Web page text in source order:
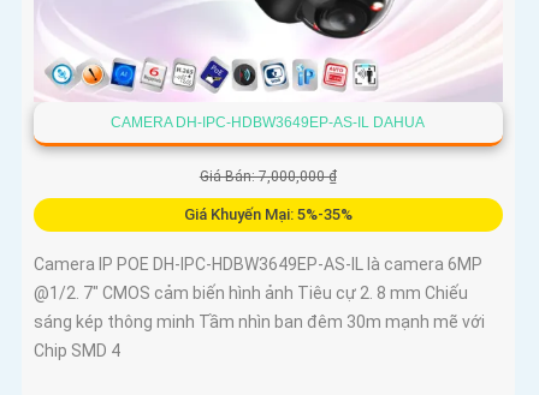
CAMERA DH-IPC-HDBW3649EP-AS-IL DAHUA
Giá Bán: 7,000,000 ₫
Giá Khuyến Mại: 5%-35%
Camera IP POE DH-IPC-HDBW3649EP-AS-IL là camera 6MP
@1/2. 7" CMOS cảm biến hình ảnh Tiêu cự 2. 8 mm Chiếu
sáng kép thông minh Tầm nhìn ban đêm 30m mạnh mẽ với
Chip SMD 4